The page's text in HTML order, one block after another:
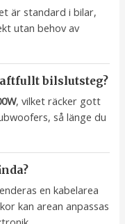
är standard i bilar,
utan behov av
bilslutsteg?
, vilket räcker gott
så länge du
en kabelarea
kan arean anpassas